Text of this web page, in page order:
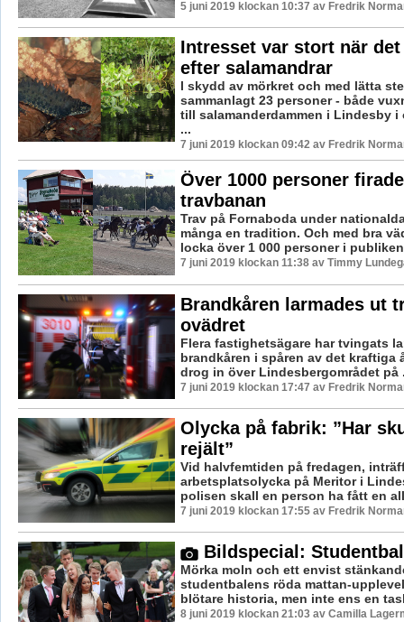
5 juni 2019 klockan 10:37 av Fredrik
Intresset var stort när det
efter salamandrar
I skydd av mörkret och med lätta
sammanlagt 23 personer - både
till salamanderdammen i Lindesby i
...
7 juni 2019 klockan 09:42 av Fredrik
Över 1000 personer
travbanan
Trav på Fornaboda under
många en tradition. Och med bra
locka över 1 000 personer i
7 juni 2019 klockan 11:38 av Timmy
Brandkåren larmades ut
ovädret
Flera fastighetsägare har tvingats
brandkåren i spåren av det kraftiga
drog in över Lindesbergområdet på
7 juni 2019 klockan 17:47 av Fredrik
Olycka på fabrik: ”Har
rejält”
Vid halvfemtiden på fredagen,
arbetsplatsolycka på Meritor i
polisen skall en person ha fått en
7 juni 2019 klockan 17:55 av Fredrik
Bildspecial:
Mörka moln och ett envist
studentbalens röda mattan-
blötare historia, men inte ens en
8 juni 2019 klockan 21:03 av Camilla